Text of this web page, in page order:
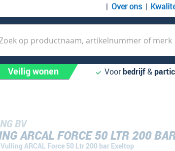
Over ons
Veilig wonen Voorbedrijf&
BV
ARCAL FORCE 50 LTR 200
Vulling ARCAL Force 50 Ltr 200 bar Exeltop